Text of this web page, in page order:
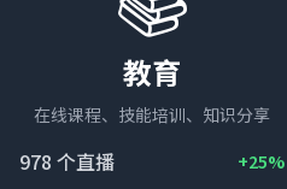
教育
在线课程、技能培训、知识分享
978 个直播 +25%